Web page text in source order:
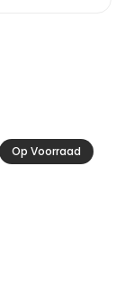
Op Voorraad